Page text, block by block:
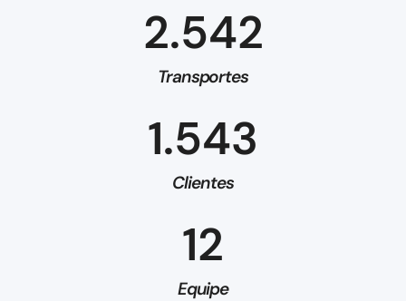
Transportes
2.542
Clientes
1.543
Equipe
12